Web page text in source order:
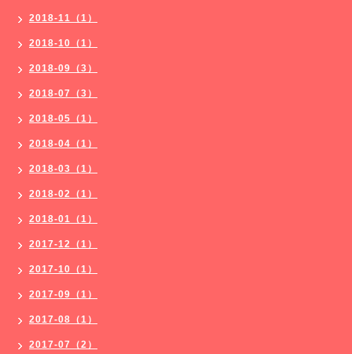
2018-11（1）
2018-10（1）
2018-09（3）
2018-07（3）
2018-05（1）
2018-04（1）
2018-03（1）
2018-02（1）
2018-01（1）
2017-12（1）
2017-10（1）
2017-09（1）
2017-08（1）
2017-07（2）